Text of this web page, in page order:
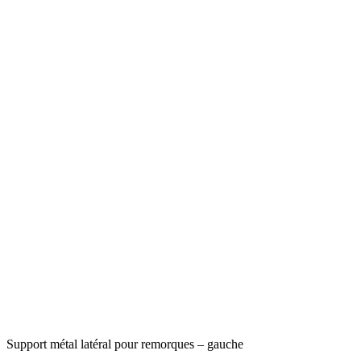
Support métal latéral pour remorques – gauche